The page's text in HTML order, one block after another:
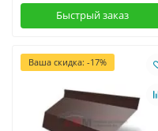
Быстрый заказ
Ваша скидка: -17%